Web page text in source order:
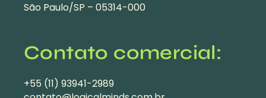
São Paulo/SP – 05314-000
Contato comercial:
+55 (11) 93941-2989